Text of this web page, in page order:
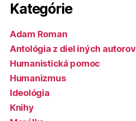
Kategórie
Adam Roman
Antológia z diel iných autorov
Humanistická pomoc
Humanizmus
Ideológia
Knihy